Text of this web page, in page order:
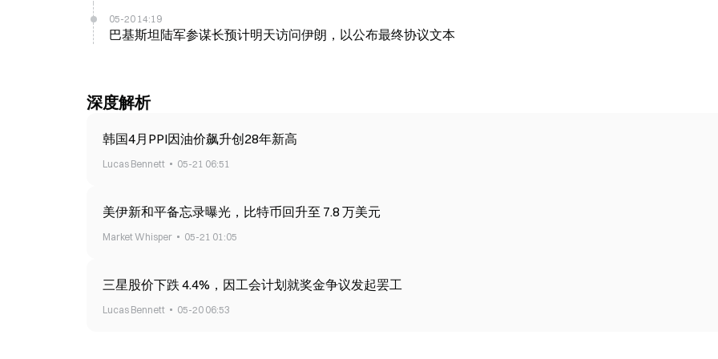
05-20 14:19
巴基斯坦陆军参谋长预计明天访问伊朗，以公布最终协议文本
深度解析
韩国4月PPI因油价飙升创28年新高
Lucas Bennett 05-21 06:51
美伊新和平备忘录曝光，比特币回升至 7.8 万美元
Market Whisper 05-21 01:05
三星股价下跌 4.4%，因工会计划就奖金争议发起罢工
Lucas Bennett 05-20 06:53